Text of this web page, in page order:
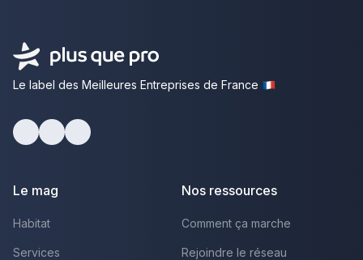
Le label des Meilleures Entreprises de France
Le mag
Habitat
Services
Nos ressources
Comment ça marche
Rejoindre le réseau